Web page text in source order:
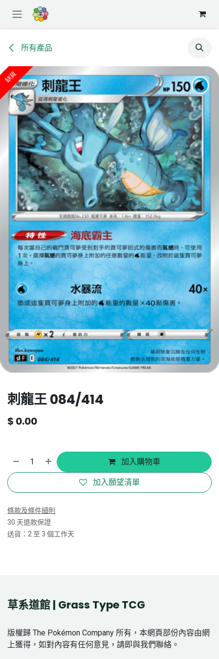
所有產品
缺貨
刺龍王 084/414
$ 0.00
加入購物車
加入願望清單
條款及條件細則
30 天退款保證
送貨：2 至 3 個工作天
草系道館 | Grass Type TCG
版權歸 The Pokémon Company 所有，本網頁部份內容由網
上獲得，如對內容有任何意見，請即與我們聯絡。